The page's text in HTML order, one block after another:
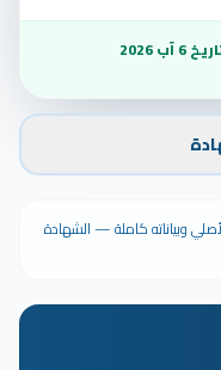
6 آب 2026
الشهادة الأصلي وبياناته كاملة — الشهادة